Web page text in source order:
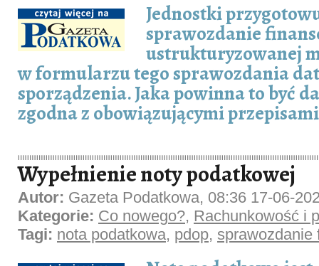
Jednostki
sprawozdanie
ustrukturyzowanej
w formularzu tego sprawozdania
sporządzenia. Jaka powinna to być
zgodna z obowiązującymi
Wypełnienie noty podatkowej
Autor: Gazeta Podatkowa, 08:36 17-06-
Kategorie: Co nowego?, Rachunkowość i
Tagi: nota podatkowa, pdop, sprawozdanie